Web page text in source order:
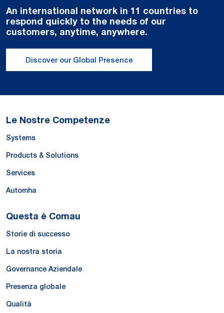
An international network in 11 countries to
respond quickly to the needs of our
customers, anytime, anywhere.
Discover our Global Presence
Le Nostre Competenze
Systems
Products & Solutions
Services
Automha
Questa è Comau
Storie di successo
La nostra storia
Governance Aziendale
Presenza globale
Qualità